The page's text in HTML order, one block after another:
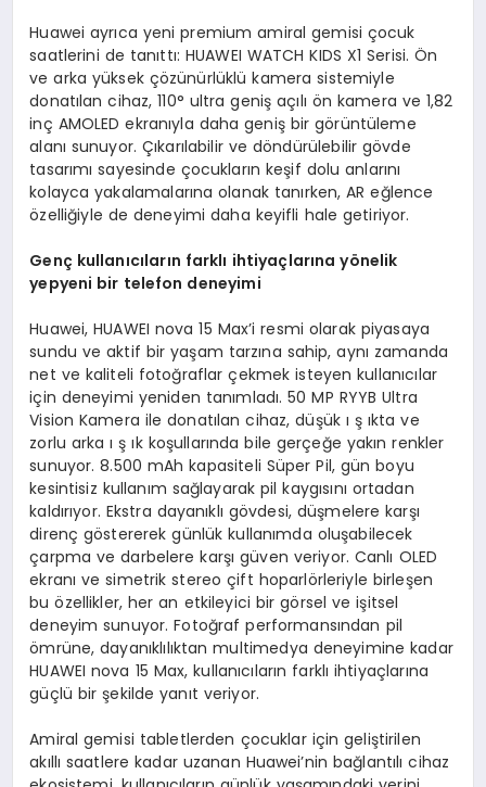
Huawei ayrıca yeni premium amiral gemisi çocuk
saatlerini de tanıttı: HUAWEI WATCH KIDS X1 Serisi. Ön
ve arka yüksek çözünürlüklü kamera sistemiyle
donatılan cihaz, 110° ultra geniş açılı ön kamera ve 1,82
inç AMOLED ekranıyla daha geniş bir görüntüleme
alanı sunuyor. Çıkarılabilir ve döndürülebilir gövde
tasarımı sayesinde çocukların keşif dolu anlarını
kolayca yakalamalarına olanak tanırken, AR eğlence
özelliğiyle de deneyimi daha keyifli hale getiriyor.
Genç kullanıcıların farklı ihtiyaçlarına yönelik
yepyeni bir telefon deneyimi
Huawei, HUAWEI nova 15 Max’i resmi olarak piyasaya
sundu ve aktif bir yaşam tarzına sahip, aynı zamanda
net ve kaliteli fotoğraflar çekmek isteyen kullanıcılar
için deneyimi yeniden tanımladı. 50 MP RYYB Ultra
Vision Kamera ile donatılan cihaz, düşük ı ş ıkta ve
zorlu arka ı ş ık koşullarında bile gerçeğe yakın renkler
sunuyor. 8.500 mAh kapasiteli Süper Pil, gün boyu
kesintisiz kullanım sağlayarak pil kaygısını ortadan
kaldırıyor. Ekstra dayanıklı gövdesi, düşmelere karşı
direnç göstererek günlük kullanımda oluşabilecek
çarpma ve darbelere karşı güven veriyor. Canlı OLED
ekranı ve simetrik stereo çift hoparlörleriyle birleşen
bu özellikler, her an etkileyici bir görsel ve işitsel
deneyim sunuyor. Fotoğraf performansından pil
ömrüne, dayanıklılıktan multimedya deneyimine kadar
HUAWEI nova 15 Max, kullanıcıların farklı ihtiyaçlarına
güçlü bir şekilde yanıt veriyor.
Amiral gemisi tabletlerden çocuklar için geliştirilen
akıllı saatlere kadar uzanan Huawei’nin bağlantılı cihaz